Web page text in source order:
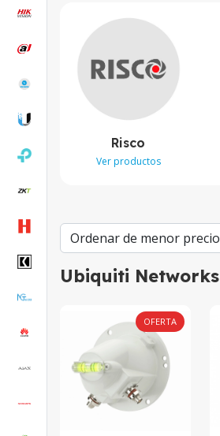
Risco
Ver productos
Ubiquiti Networks
OFERTA